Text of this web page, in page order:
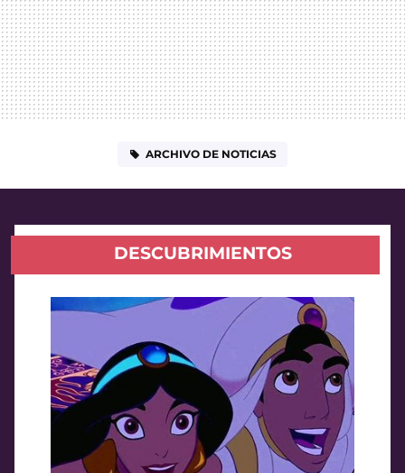
ARCHIVO DE NOTICIAS
DESCUBRIMIENTOS